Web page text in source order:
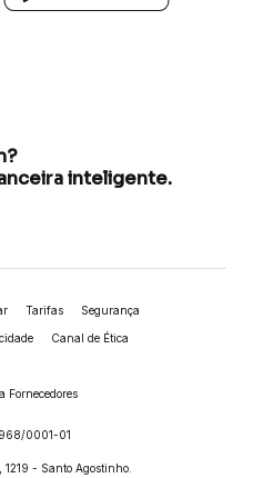
inteligente.
Tarifas Segurança
Canal de Ética
Fornecedores
0001-01
- Santo Agostinho.